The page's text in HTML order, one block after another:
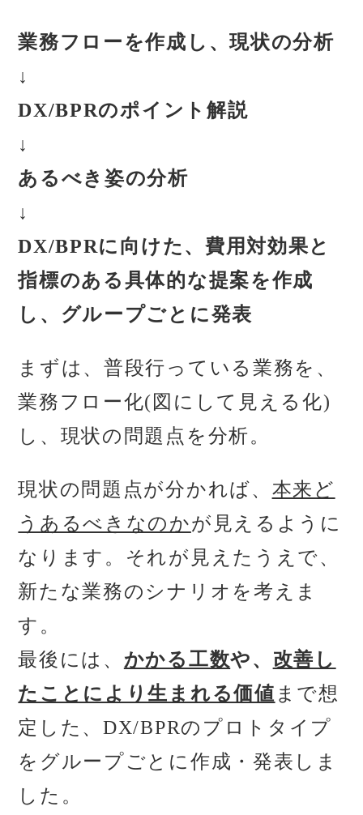
業務フローを作成し、現状の分析
↓
DX/BPRのポイント解説
↓
あるべき姿の分析
↓
DX/BPRに向けた、費用対効果と
指標のある具体的な提案を作成
し、グループごとに発表
まずは、普段行っている業務を、
業務フロー化(図にして見える化)
し、現状の問題点を分析。
現状の問題点が分かれば、 本来ど
うあるべきなのかが見えるように
なります。それが見えたうえで、
新たな業務のシナリオを考えま
す。
最後には、 かかる工数や、 改善し
たことにより生まれる価値 まで想
定した、DX/BPRのプロトタイプ
をグループごとに作成・発表しま
した。